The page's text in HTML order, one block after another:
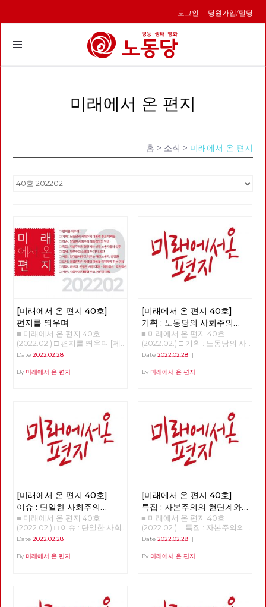
로그인 당원가입/탈당
Toggle
미래에서 온 편지
홈 > 소식 > 미래에서 온 편지
[미래에서 온 편지 40호]
편지를 띄우며
■ 미래에서 온 편지 40호
(2022.02.) □ 편지를 띄우며 [제
목을 누르면 내용을 볼 수 있습
노동당의 사회주의 대통령 후보
멸의 두 가지 요인 □ 사람 : 연대
를 배우고 키우는 해고노동자,
방영환 □ 도서 : 유물론자가 사
람의 마음을 이해해야 하는 이유
□ 영화 : 바보야, 본질은 ‘사랑’이
야! - 매트릭스 : 리저렉션 □ 사진
Date 2022.02.28 |
By 미래에서 온 편지
[미래에서 온 편지 40호]
기획 : 노동당의 사회주의
대통령 후보 이백윤
■ 미래에서 온 편지 40호
(2022.02.) □ 기획 : 노동당의 사
회주의 대통령 후보 이백윤
Date 2022.02.28|
By 미래에서 온 편지
[미래에서 온 편지 40호]
이슈 : 단일한 사회주의
대중정당의 탄생
■ 미래에서 온 편지 40호
(2022.02.) □ 이슈 : 단일한 사회
주의 대중정당의 탄생 >>>>>>
Date 2022.02.28 |
By 미래에서 온 편지
[미래에서 온 편지 40호]
특집 : 자본주의의 현단계와
선진 노동자들의 임무
■ 미래에서 온 편지 40호
(2022.02.) □ 특집 : 자본주의의
현단계와 선진 노동자들의 임무
Date 2022.02.28|
By 미래에서 온 편지